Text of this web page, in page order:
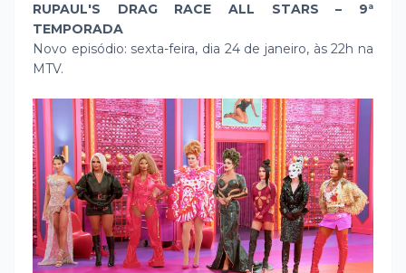
RUPAUL'S DRAG RACE ALL STARS – 9ª
TEMPORADA
Novo episódio: sexta-feira, dia 24 de janeiro, às 22h na
MTV.